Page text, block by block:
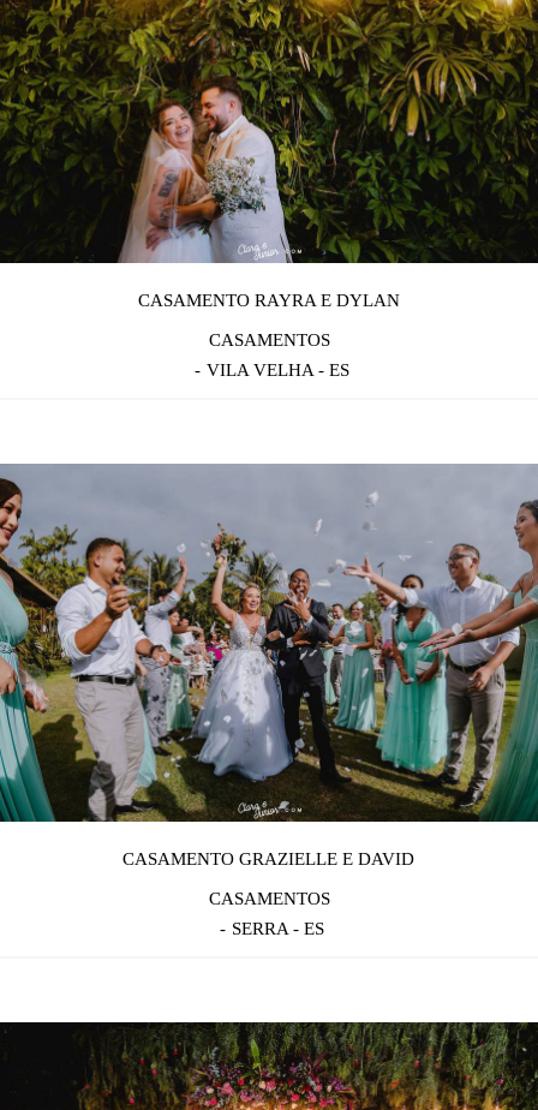
CASAMENTO RAYRA E DYLAN
CASAMENTOS
VILA VELHA - ES
CASAMENTO GRAZIELLE E DAVID
CASAMENTOS
SERRA - ES